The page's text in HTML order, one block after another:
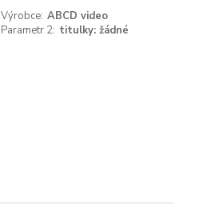
Výrobce: ABCD video
Parametr 2: titulky: žádné